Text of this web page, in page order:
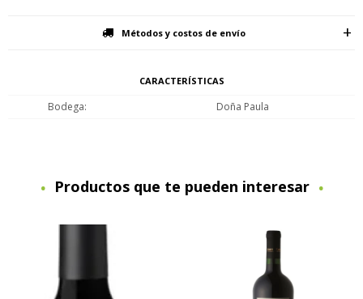
Métodos y costos de envío
CARACTERÍSTICAS
Bodega Doña Paula
Productos que te pueden interesar